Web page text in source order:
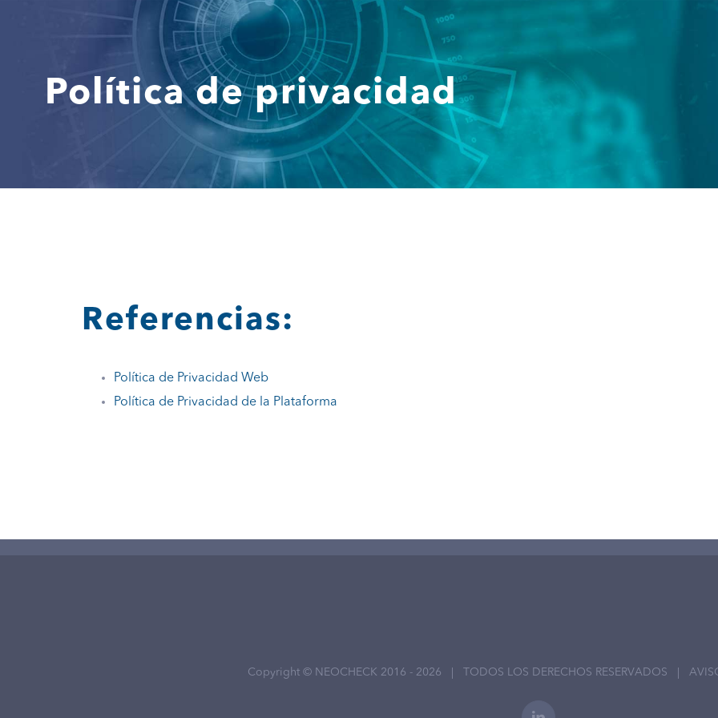
Política de privacidad
Referencias:
Política de Privacidad Web
Política de Privacidad de la Plataforma
Copyright © NEOCHECK 2016 - 2026 | TODOS LOS DERECHOS RESERVADOS |